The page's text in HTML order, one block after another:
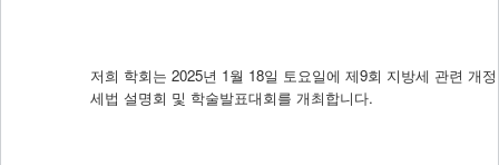
저희 학회는 2025년 1월 18일 토요일에 제9회 지방세 관련 개정
세법 설명회 및 학술발표대회를 개최합니다.